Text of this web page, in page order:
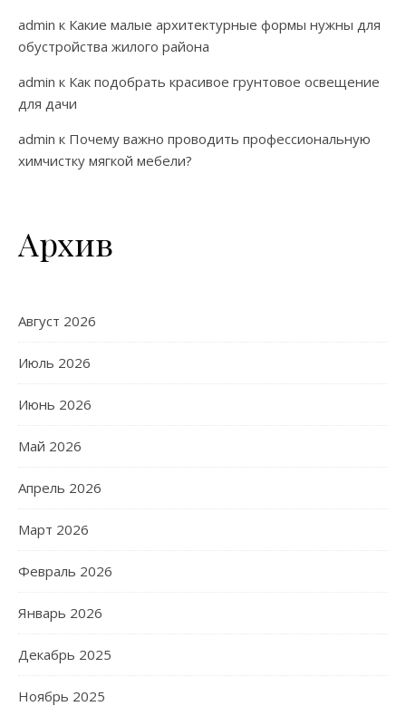
admin к Какие малые архитектурные формы нужны для
обустройства жилого района
admin к Как подобрать красивое грунтовое освещение
для дачи
admin к Почему важно проводить профессиональную
химчистку мягкой мебели?
Архив
Август 2026
Июль 2026
Июнь 2026
Май 2026
Апрель 2026
Март 2026
Февраль 2026
Январь 2026
Декабрь 2025
Ноябрь 2025